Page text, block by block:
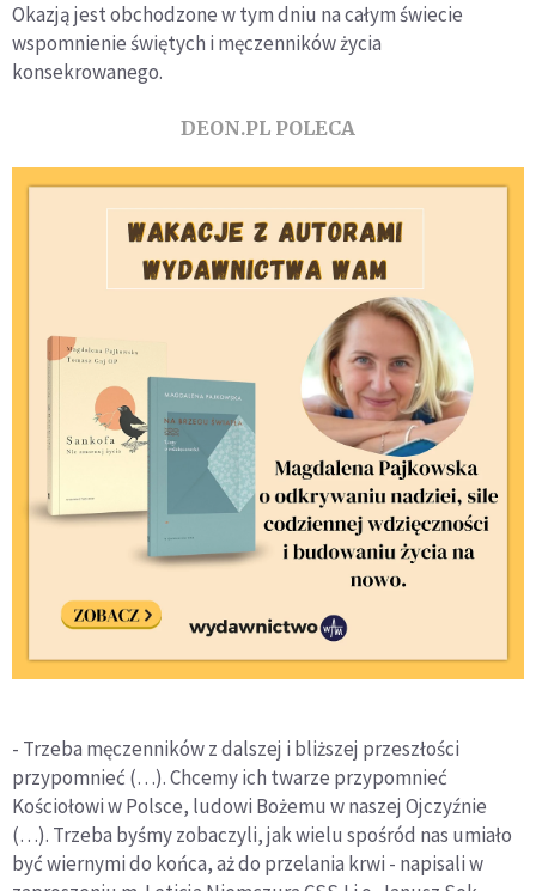
Okazją jest obchodzone w tym dniu na całym świecie
wspomnienie świętych i męczenników życia
konsekrowanego.
DEON.PL POLECA
- Trzeba męczenników z dalszej i bliższej przeszłości
przypomnieć (…). Chcemy ich twarze przypomnieć
Kościołowi w Polsce, ludowi Bożemu w naszej Ojczyźnie
(…). Trzeba byśmy zobaczyli, jak wielu spośród nas umiało
być wiernymi do końca, aż do przelania krwi - napisali w